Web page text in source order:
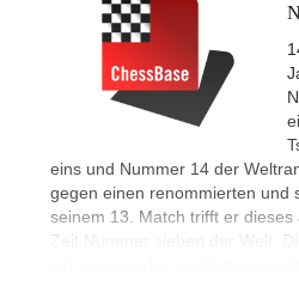
eins und Nummer 14 der
gegen einen renommierten und
seinem 13. Match trifft er
Zeit Nummer sieben der Welt.